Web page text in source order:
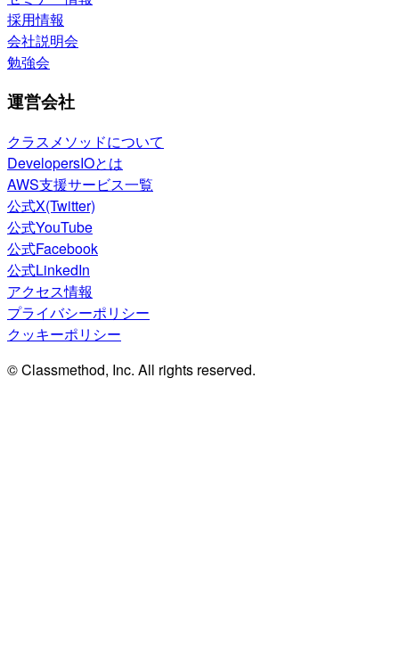
採用情報
会社説明会
勉強会
運営会社
クラスメソッドについて
DevelopersIOとは
AWS支援サービス一覧
公式X(Twitter)
公式YouTube
公式Facebook
公式LinkedIn
アクセス情報
プライバシーポリシー
クッキーポリシー
© Classmethod, Inc. All rights reserved.